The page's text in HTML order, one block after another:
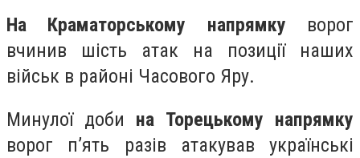
На Краматорському напрямку ворог
вчинив шість атак на позиції наших
військ в районі Часового Яру.
Минулої доби на Торецькому напрямку
ворог п’ять разів атакував українські